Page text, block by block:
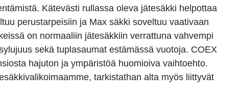
Kätevästi rullassa oleva jätesäkki helpottaa
perustarpeisiin ja Max säkki soveltuu vaativaan
on normaaliin jätesäkkiin verrattuna vahvempi
sekä tuplasaumat estämässä vuotoja. COEX
hajuton ja ympäristöä huomioiva vaihtoehto.
tarkistathan alta myös liittyvät